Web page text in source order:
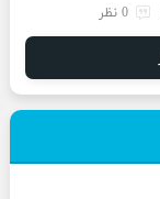
0 نظر